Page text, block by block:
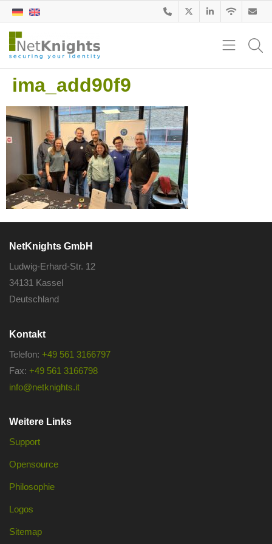
ima_add90f9
NetKnights GmbH
Ludwig-Erhard-Str. 12
34131 Kassel
Deutschland
Kontakt
Telefon: +49 561 3166797
Fax: +49 561 3166798
info@netknights.it
Weitere Links
Support
Opensource
Philosophie
Logos
Sitemap